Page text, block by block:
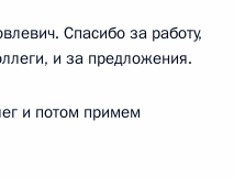
Спасибо за работу,
и за предложения.
и потом примем